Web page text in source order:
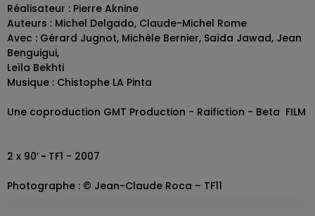
Réalisateur : Pierre Aknine
Auteurs : Michel Delgado, Claude-Michel Rome
Avec : Gérard Jugnot, Michèle Bernier, Saïda Jawad, Jean
Benguigui,
Leïla Bekhti
Musique : Chistophe LA Pinta
Une coproduction GMT Production - Raifiction - Beta FILM
2 x 90’ - TF1 - 2007
Photographe : © Jean-Claude Roca – TF11